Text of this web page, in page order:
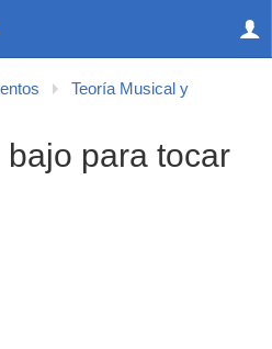
Teoría Musical y
para tocar